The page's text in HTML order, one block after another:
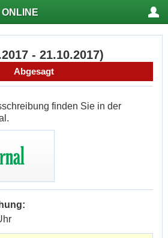
ONLINE
- 21.10.2017)
Abgesagt
finden Sie in der